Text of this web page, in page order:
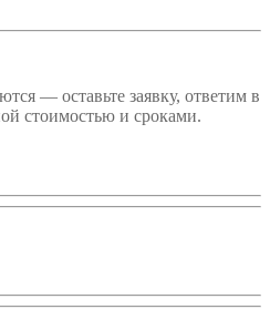
— оставьте заявку, ответим в
стоимостью и сроками.